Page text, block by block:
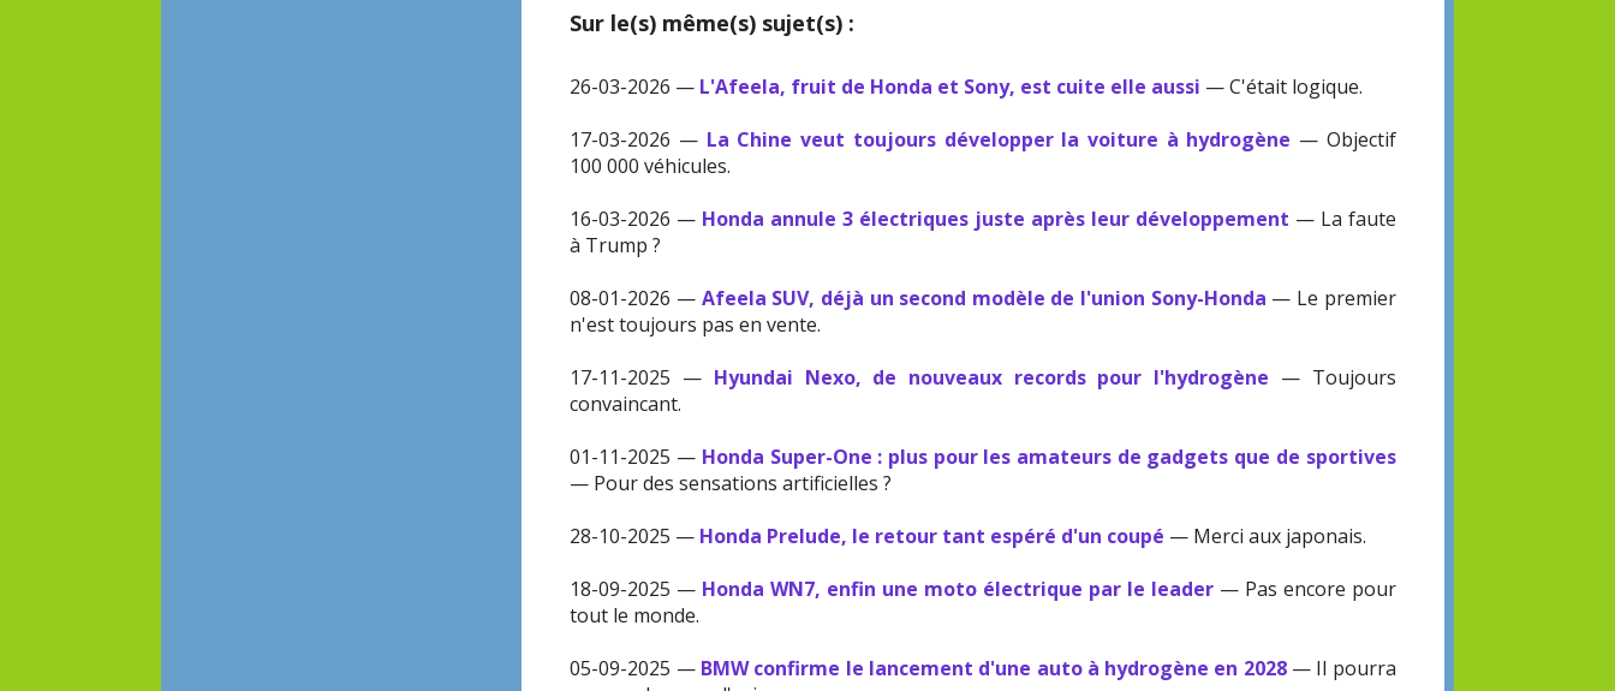
Sur le(s) même(s) sujet(s) :
26-03-2026 — L'Afeela, fruit de Honda et Sony, est cuite elle aussi — C'était logique.
17-03-2026 — La Chine veut toujours développer la voiture à hydrogène — Objectif
100 000 véhicules.
16-03-2026 — Honda annule 3 électriques juste après leur développement — La faute
à Trump ?
08-01-2026 — Afeela SUV, déjà un second modèle de l'union Sony-Honda — Le premier
n'est toujours pas en vente.
17-11-2025 — Hyundai Nexo, de nouveaux records pour l'hydrogène — Toujours
convaincant.
01-11-2025 — Honda Super-One : plus pour les amateurs de gadgets que de sportives
— Pour des sensations artificielles ?
28-10-2025 — Honda Prelude, le retour tant espéré d'un coupé — Merci aux japonais.
18-09-2025 — Honda WN7, enfin une moto électrique par le leader— Pas encore pour
tout le monde.
05-09-2025 — BMW confirme le lancement d'une auto à hydrogène en 2028— Il pourra